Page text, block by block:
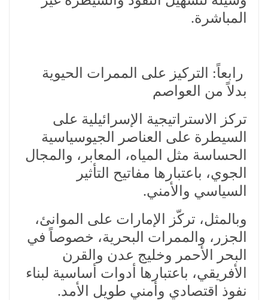
المباشرة.
رابعاً: التركيز على الممرات الحيوية
بدلاً من العواصم
تركز الاستراتيجية الإسرائيلية على
السيطرة على العناصر الجيوسياسية
الحساسة مثل المياه، المعابر، والمجال
الجوي، باعتبارها مفاتيح التأثير
السياسي والأمني.
وبالمثل، تركّز الإمارات على الموانئ،
الجزر، والممرات البحرية، خصوصاً في
البحر الأحمر وخليج عدن والقرن
الأفريقي، باعتبارها أدوات أساسية لبناء
نفوذ اقتصادي وأمني طويل الأمد.